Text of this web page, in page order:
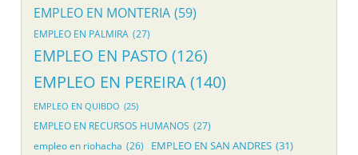
EMPLEO EN MONTERIA (59)
EMPLEO EN PALMIRA (27)
EMPLEO EN PASTO (126)
EMPLEO EN PEREIRA(140)
EMPLEO EN QUIBDO (25)
EMPLEO EN RECURSOS HUMANOS (27)
empleo en riohacha (26) EMPLEO EN SAN ANDRES (31)